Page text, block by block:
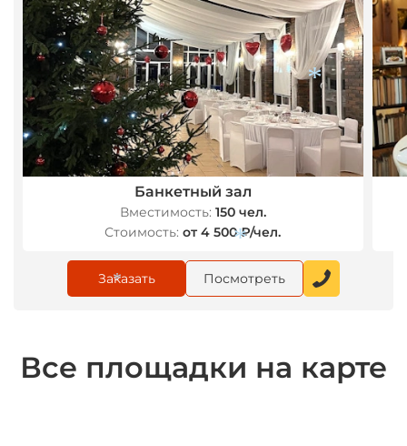
Банкетный зал
Вместимость: 150 чел.
Стоимость: от 4 500 ₽/чел.
Заказать Посмотреть
Все площадки на карте
*
*
*
*
*